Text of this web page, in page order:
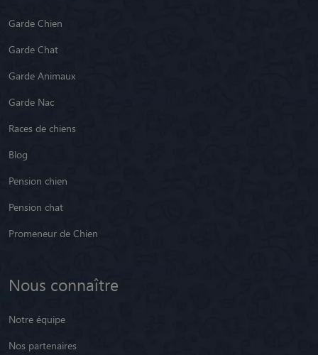
Garde Chien
Garde Chat
Garde Animaux
Garde Nac
Races de chiens
Blog
Pension chien
Pension chat
Promeneur de Chien
Nous connaître
Notre équipe
Nos partenaires